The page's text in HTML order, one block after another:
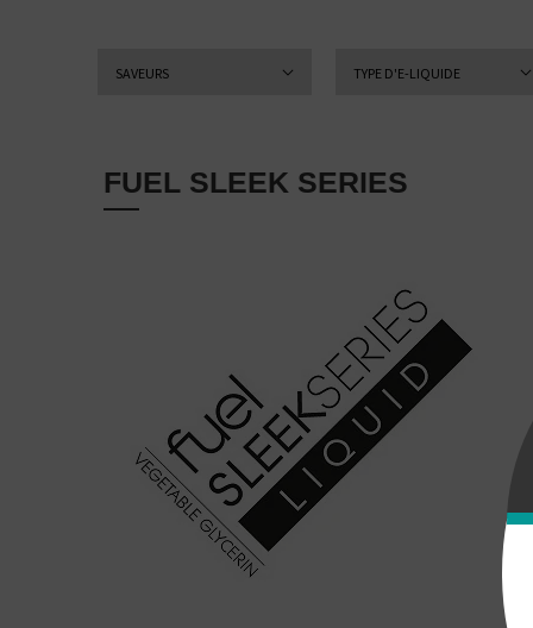
SAVEURS TYPE D'E-LIQUIDE
FUEL SLEEK SERIES